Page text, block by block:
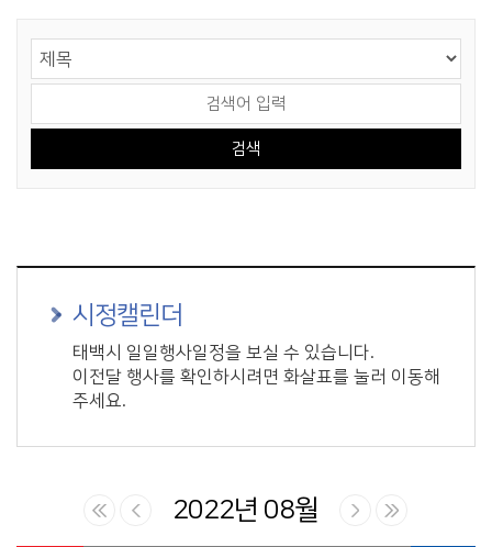
시정캘린더
태백시 일일행사일정을 보실 수 있습니다.
이전달 행사를 확인하시려면 화살표를 눌러 이동해
주세요.
2022년 08월